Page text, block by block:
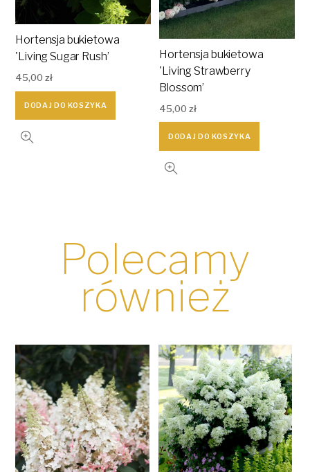
Hortensja bukietowa
'Living Sugar Rush’
45,00zł
DODAJ DO KOSZYKA
Hortensja bukietowa
'Living Strawberry
Blossom’
45,00zł
DODAJ DO KOSZYKA
Polecamy
również